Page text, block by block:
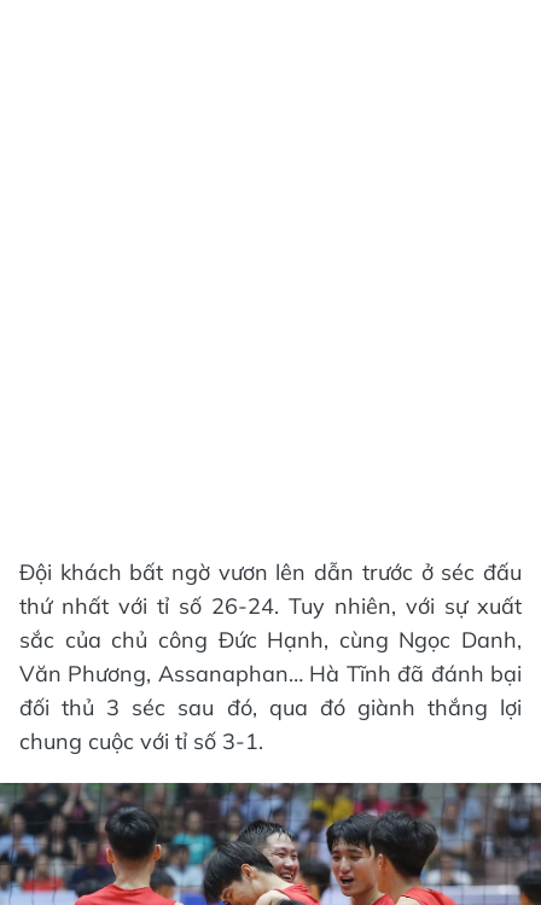
Đội khách bất ngờ vươn lên dẫn trước ở séc đấu
thứ nhất với tỉ số 26-24. Tuy nhiên, với sự xuất
sắc của chủ công Đức Hạnh, cùng Ngọc Danh,
Văn Phương, Assanaphan… Hà Tĩnh đã đánh bại
đối thủ 3 séc sau đó, qua đó giành thắng lợi
chung cuộc với tỉ số 3-1.